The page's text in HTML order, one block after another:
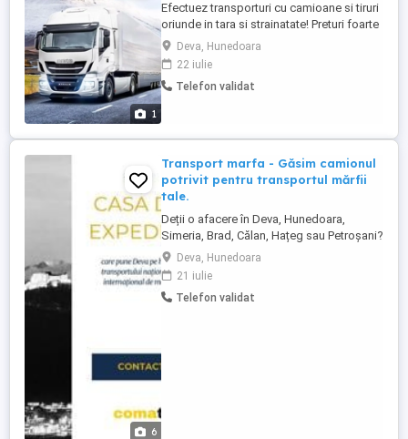
1
Efectuez transporturi cu camioane si tiruri
oriunde in tara si strainatate! Preturi foarte
bune , promptitudine si profesionalism!.
Telefon
Deva, Hunedoara
22 iulie
Telefon validat
6
Transport marfa - Găsim camionul
potrivit pentru transportul mărfii
tale.
Deții o afacere în Deva, Hunedoara,
Simeria, Brad, Călan, Hațeg sau Petroșani?
Apelează acum la Comat, companie de
transport dedicată. Beneficiază de servicii
complete pentru marfa ta. De la o cutie
mica sau un europalet standard până la
Deva, Hunedoara
21 iulie
Telefon validat